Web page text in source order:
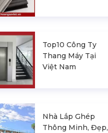
Top10 Công Ty
Thang Máy Tại
Việt Nam
Nhà Lắp Ghép
Thông Minh, Đẹp,